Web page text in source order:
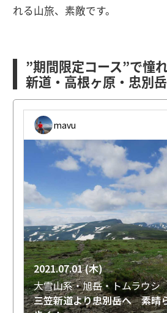
れる山旅、素敵です。
”期間限定コース”で憧
新道・高根ヶ原・忠別岳